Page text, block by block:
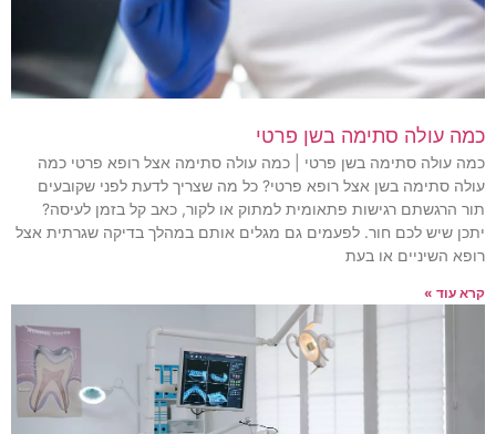
כמה עולה סתימה בשן פרטי
כמה עולה סתימה בשן פרטי | כמה עולה סתימה אצל רופא פרטי כמה
עולה סתימה בשן אצל רופא פרטי? כל מה שצריך לדעת לפני שקובעים
תור הרגשתם רגישות פתאומית למתוק או לקור, כאב קל בזמן לעיסה?
יתכן שיש לכם חור. לפעמים גם מגלים אותם במהלך בדיקה שגרתית אצל
רופא השיניים או בעת
קרא עוד »